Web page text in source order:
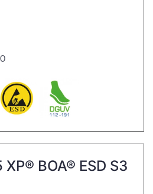
BOA® ESD S3